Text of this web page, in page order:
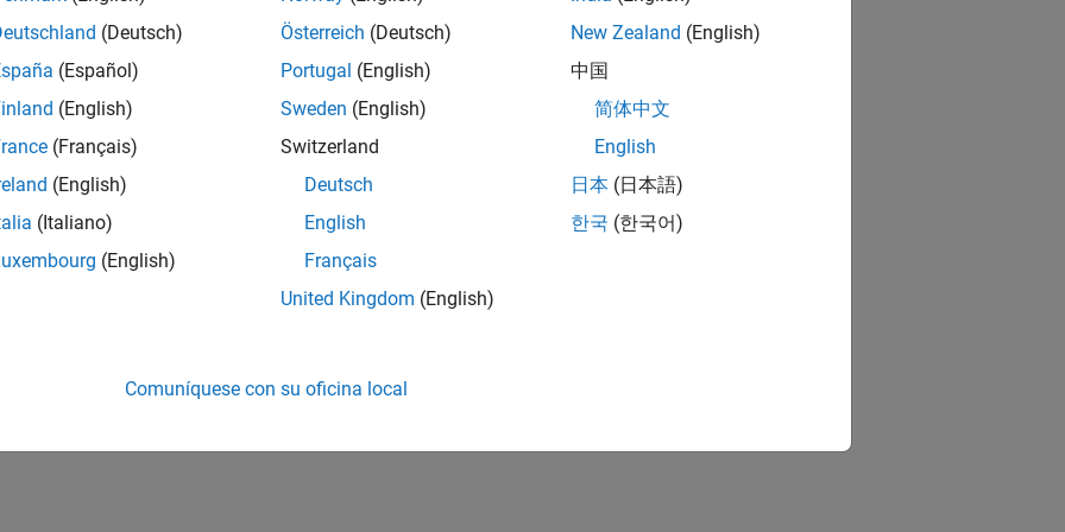
(Deutsch)
(Español)
(English)
(Français)
(English)
(Italiano)
(English)
Österreich (Deutsch)
Portugal (English)
Sweden (English)
Switzerland
Deutsch
English
Français
United Kingdom (English)
New Zealand (English)
中国
简体中文
English
日本 (日本語)
한국 (한국어)
Comuníquese con su oficina local